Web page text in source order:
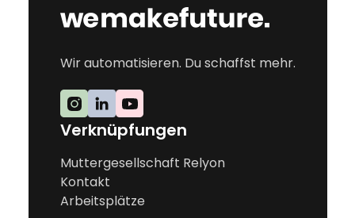
Wir automatisieren. Du schaffst mehr.
Verknüpfungen
Muttergesellschaft Relyon
Kontakt
Arbeitsplätze